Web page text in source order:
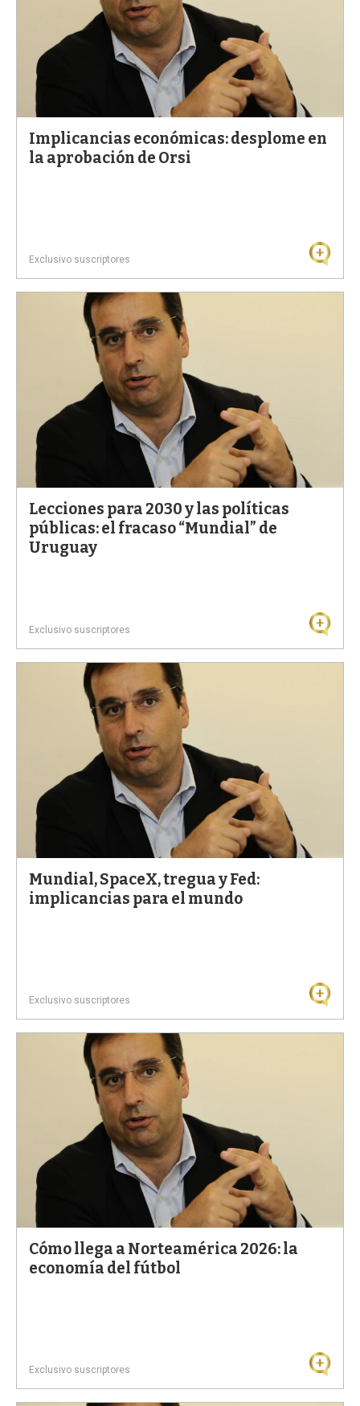
Implicancias económicas: desplome en
la aprobación de Orsi
Exclusivo suscriptores
Lecciones para 2030 y las políticas
públicas: el fracaso “Mundial” de
Uruguay
Exclusivo suscriptores
Mundial, SpaceX, tregua y Fed:
implicancias para el mundo
Exclusivo suscriptores
Cómo llega a Norteamérica 2026: la
economía del fútbol
Exclusivo suscriptores